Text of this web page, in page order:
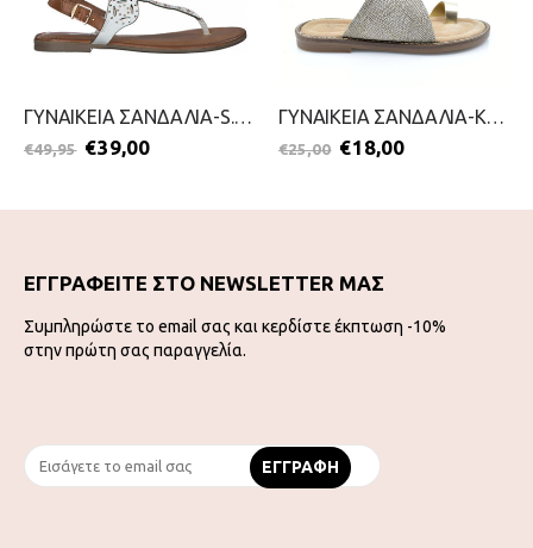
ΓΥΝΑΙΚΕΙΑ ΣΑΝΔΑΛΙΑ-S.OLIVER-2199-0055-ΛΕΥΚΟ
€49,95 €39,00
ΓΥΝΑΙΚΕΙΑ ΣΑΝΔΑΛΙΑ-KOUROUNIOTIS-2099-0881-ΧΡΥΣΟ
€25,00 €18,00
ΕΓΓΡΑΦΕΙΤΕ ΣΤΟ NEWSLETTER ΜΑΣ
Συμπληρώστε το email σας και κερδίστε έκπτωση -10%
στην πρώτη σας παραγγελία.